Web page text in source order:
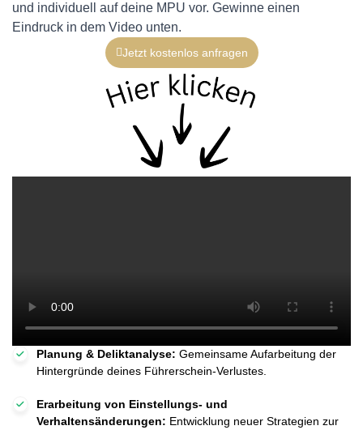
und individuell auf deine MPU vor. Gewinne einen
Eindruck in dem Video unten.
Jetzt kostenlos anfragen
Planung & Deliktanalyse: Gemeinsame Aufarbeitung der
Hintergründe deines Führerschein-Verlustes.
Erarbeitung von Einstellungs- und
Verhaltensänderungen: Entwicklung neuer Strategien zur